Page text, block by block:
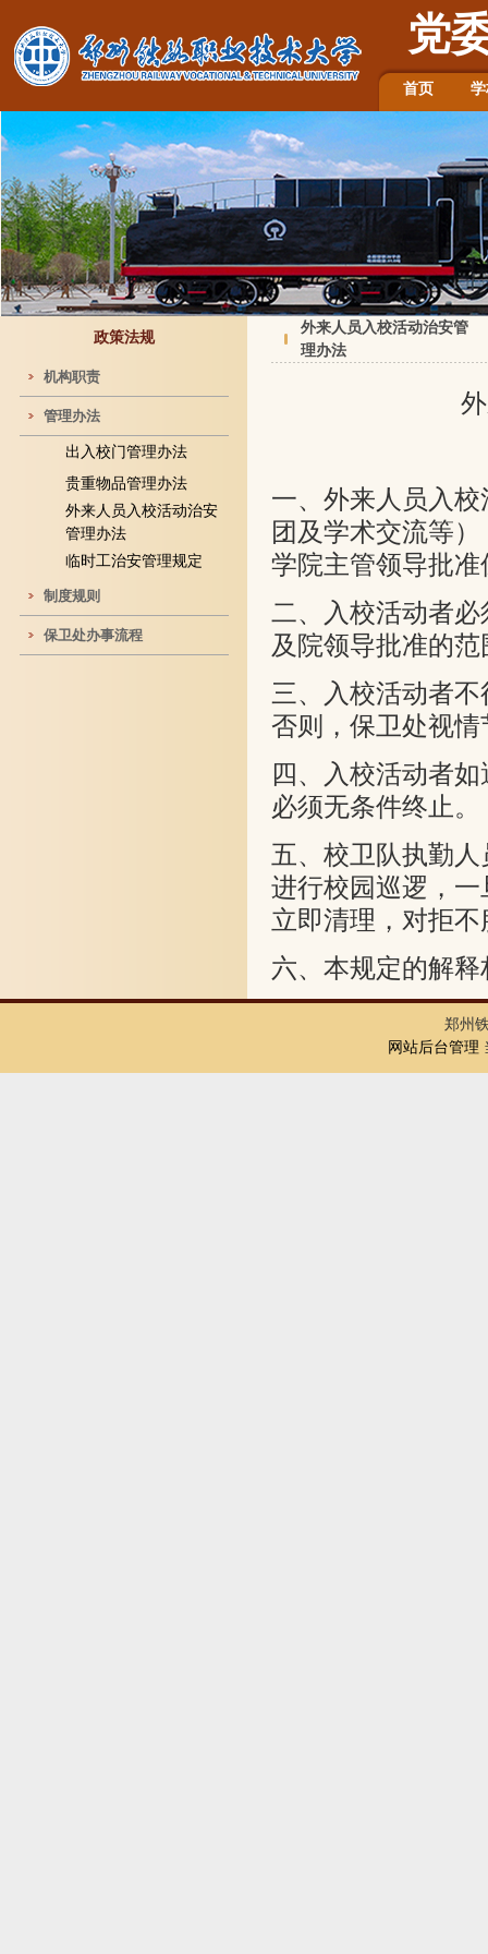
党
首页
政策法规
机构职责
管理办法
出入校门管理办法
贵重物品管理办法
外来人员入校活动治安
管理办法
临时工治安管理规定
制度规则
保卫处办事流程
外来人员入校活动治安管
理办法
一、外来人员入
团及学术交流等
学院主管领导批
二、入校活动者
及院领导批准的
三、入校活动者
否则，保卫处视
四、入校活动者
必须无条件终止。
五、校卫队执勤
进行校园巡逻，
立即清理，对拒
六、本规定的解
郑州
网站后台管理